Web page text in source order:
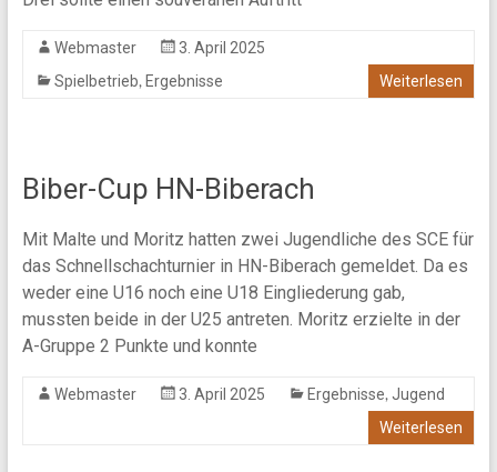
Webmaster
3. April 2025
Spielbetrieb, Ergebnisse Weiterlesen
Biber-Cup HN-Biberach
Mit Malte und Moritz hatten zwei Jugendliche des SCE für
das Schnellschachturnier in HN-Biberach gemeldet. Da es
weder eine U16 noch eine U18 Eingliederung gab,
mussten beide in der U25 antreten. Moritz erzielte in der
A-Gruppe 2 Punkte und konnte
Webmaster 3. April 2025 Ergebnisse, Jugend
Weiterlesen